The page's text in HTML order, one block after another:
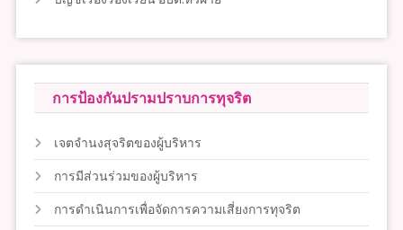
การป้องกันปรามปราบการทุจริต
เจตจำนงสุจริตของผู้บริหาร
การมีส่วนร่วมของผู้บริหาร
การดำเนินการเพื่อจัดการความเสี่ยงการทุจริต